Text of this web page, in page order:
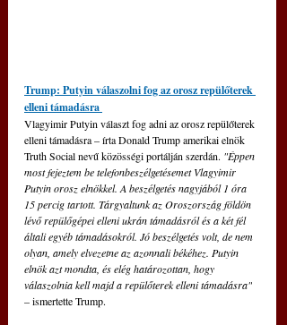
Trump: Putyin válaszolni fog az orosz repülőterek
elleni támadásra
Vlagyimir Putyin választ fog adni az orosz repülőterek
elleni támadásra – írta Donald Trump amerikai elnök
Truth Social nevű közösségi portálján szerdán. "Éppen
most fejeztem be telefonbeszélgetésemet Vlagyimir
Putyin orosz elnökkel. A beszélgetés nagyjából 1 óra
15 percig tartott. Tárgyaltunk az Oroszország földön
lévő repülőgépei elleni ukrán támadásról és a két fél
általi egyéb támadásokról. Jó beszélgetés volt, de nem
olyan, amely elvezetne az azonnali békéhez. Putyin
elnök azt mondta, és elég határozottan, hogy
válaszolnia kell majd a repülőterek elleni támadásra"
– ismertette Trump.